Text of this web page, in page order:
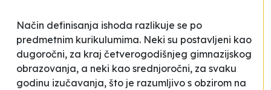
Način definisanja ishoda razlikuje se po
predmetnim kurikulumima. Neki su postavljeni kao
dugoročni, za kraj četverogodišnjeg gimnazijskog
obrazovanja, a neki kao srednjoročni, za svaku
godinu izučavanja, što je razumljivo s obzirom na